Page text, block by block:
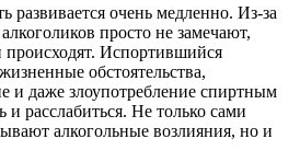
развивается очень медленно. Из-за
просто не замечают,
Испортившийся
обстоятельства,
и даже злоупотребление спиртным
расслабиться. Не только сами
алкогольные возлияния, но и